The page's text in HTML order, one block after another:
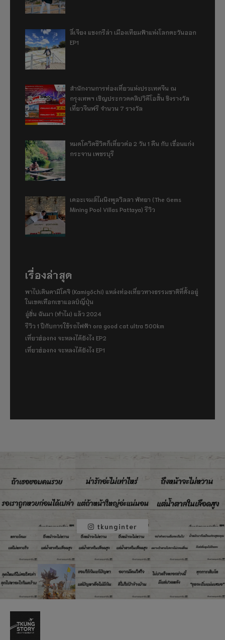
ลี่เจียง แชงกรีล่า เมืองเทียมฟ้าแห่งโลกตะวันออก
EP1
สำนักงานการท่องเที่ยวแห่งประเทศจีน ณ
กรุงเทพฯ เชิญประกวดคลิปวิดีโอสั้น ชิงรางวัล
เที่ยวจีนฟรี จำนวน 7 รางวัล
หมดโควิดชีวิตก็เที่ยวต่อ 2 วัน 1 คืน กับ เขื่อนแก่ง
กระจาน เพชรบุรี
เดอะเจมส์ไมนิงพูลวิลลา พัทยา (The Gems
Mining Pool Villas Pattaya) รีวิว
เรื่องล่าสุด
พาไปเดินคามิโคจิ (Kamigōchi) แหล่งท่องเที่ยวทางธรรมชาติที่ตั้งอยู่
ในเขตเทือกเขาแอลป์ญี่ปุ่น
อู่ฮั่น ฉันมา (ทำไม) แล้ว 2024
รีวิว 1 ปีกับการใช้รถไฟฟ้า ora good cat ultra 500km
เที่ยวฮ่องกง จะหลงได้ยังไง EP2
เที่ยวฮ่องกง จะหลงได้ยังไง EP1
tkunginter